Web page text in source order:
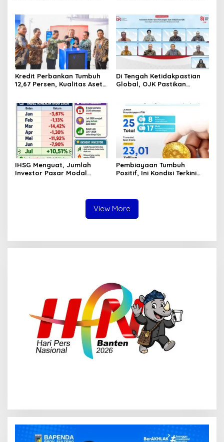
Pertambangan
Pantai Lere Palu, Kondisi
Tubuh Sudah Terurai
Dicabik Buaya
Kredit Perbankan Tumbuh
12,67 Persen, Kualitas Aset
Di Tengah Ketidakpastian
Global, OJK Pastikan
IHSG Menguat, Jumlah
Investor Pasar Modal
Pembiayaan Tumbuh
Positif, Ini Kondisi Terkini
View More